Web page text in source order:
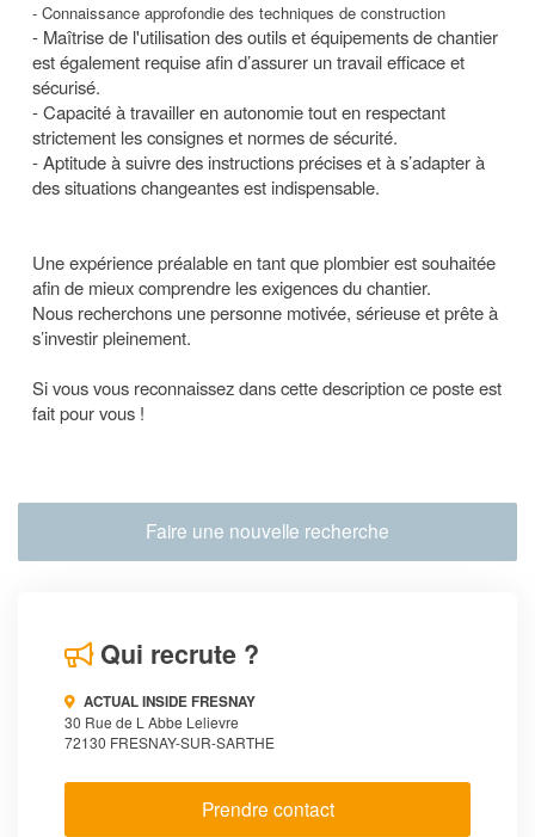
- Connaissance approfondie des techniques de construction
- Maîtrise de l'utilisation des outils et équipements de chantier
est également requise afin d’assurer un travail efficace et
sécurisé.
- Capacité à travailler en autonomie tout en respectant
strictement les consignes et normes de sécurité.
- Aptitude à suivre des instructions précises et à s’adapter à
des situations changeantes est indispensable.
Une expérience préalable en tant que plombier est souhaitée
afin de mieux comprendre les exigences du chantier.
Nous recherchons une personne motivée, sérieuse et prête à
s’investir pleinement.
Si vous vous reconnaissez dans cette description ce poste est
fait pour vous !
Faire une nouvelle recherche
Qui recrute ?
ACTUAL INSIDE FRESNAY
30 Rue de L Abbe Lelievre
72130 FRESNAY-SUR-SARTHE
Prendre contact